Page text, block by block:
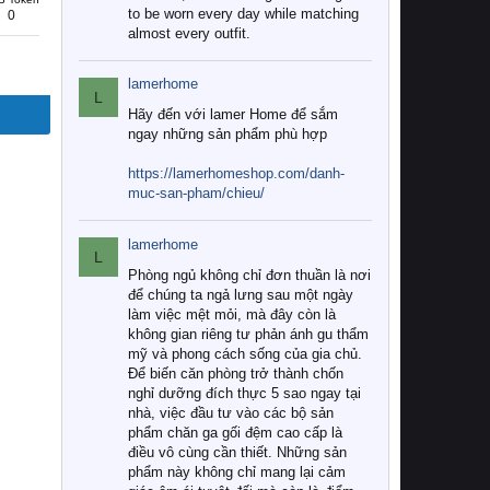
0
to be worn every day while matching
almost every outfit.
L
lamerhome
Hãy đến với lamer Home để sắm
ngay những sản phẩm phù hợp
https://lamerhomeshop.com/danh-
muc-san-pham/chieu/
L
lamerhome
Phòng ngủ không chỉ đơn thuần là nơi
để chúng ta ngả lưng sau một ngày
làm việc mệt mỏi, mà đây còn là
không gian riêng tư phản ánh gu thẩm
mỹ và phong cách sống của gia chủ.
Để biến căn phòng trở thành chốn
nghỉ dưỡng đích thực 5 sao ngay tại
nhà, việc đầu tư vào các bộ sản
phẩm chăn ga gối đệm cao cấp là
điều vô cùng cần thiết. Những sản
phẩm này không chỉ mang lại cảm